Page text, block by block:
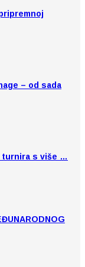
– od sada
turnira s više …